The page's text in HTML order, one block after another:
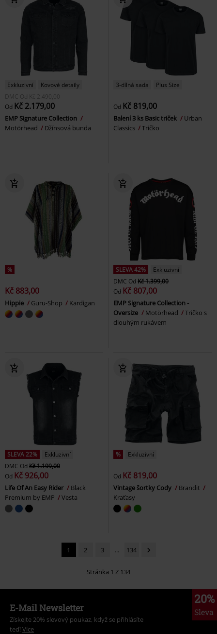
Exkluzivní
Kovové detaily
DMC Od Kč 2.490,00
Od Kč 2.179,00
EMP Signature Collection
Motörhead
Džínsová bunda
3-dílná sada Plus Size
Od Kč 819,00
Balení 3 ks Basic triček
Urban
Classics
Tričko
%
Kč 883,00
Hippie Guru-Shop Kardigan
SLEVA 42%
Exkluzivní
DMC Od Kč 1.399,00
Od Kč 807,00
EMP Signature Collection -
Oversize
Motörhead
Tričko s
dlouhým rukávem
SLEVA 22%
Exkluzivní
DMC Od Kč 1.199,00
Od Kč 926,00
Life Of An Easy Rider
Black
Premium by EMP
Vesta
% Exkluzivní
Od Kč 819,00
Vintage šortky Cody
Brandit
Kraťasy
1 2 3 ... 134
Stránka 1 Z 134
20%
Sleva
E-Mail Newsletter
Získejte 20% slevový poukaz, když se přihlásíte
teď! Více